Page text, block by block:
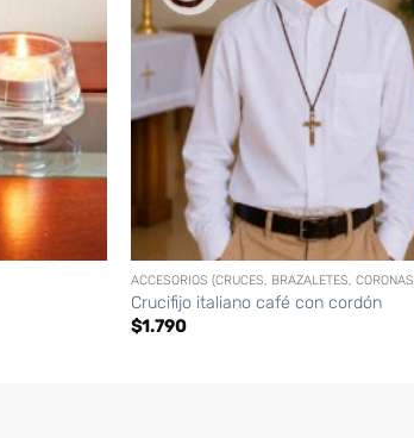
Crucifijo italiano café con cordón
$1.790